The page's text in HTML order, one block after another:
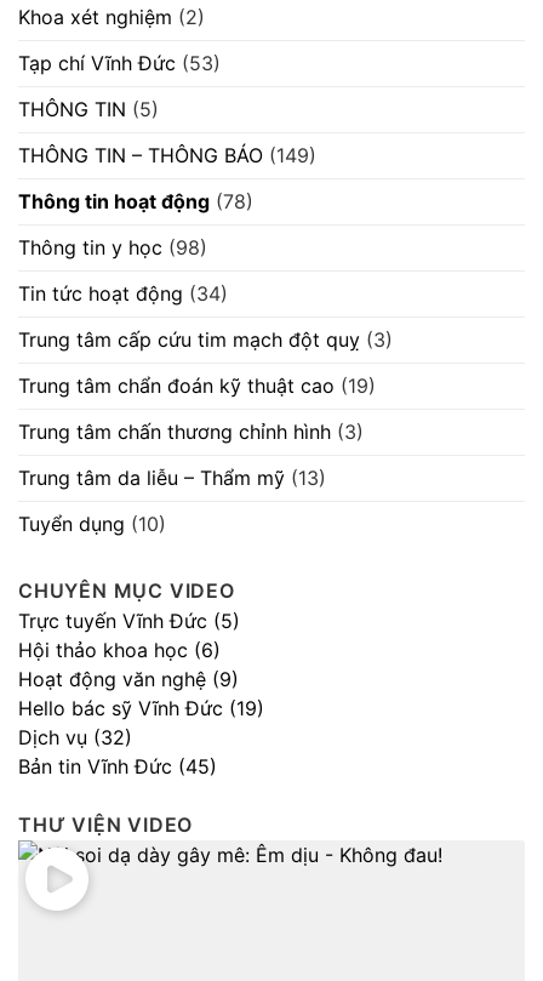
Khoa xét nghiệm (2)
Tạp chí Vĩnh Đức (53)
THÔNG TIN (5)
THÔNG TIN – THÔNG BÁO (149)
Thông tin hoạt động (78)
Thông tin y học (98)
Tin tức hoạt động (34)
Trung tâm cấp cứu tim mạch đột quỵ (3)
Trung tâm chẩn đoán kỹ thuật cao (19)
Trung tâm chấn thương chỉnh hình (3)
Trung tâm da liễu – Thẩm mỹ (13)
Tuyển dụng (10)
CHUYÊN MỤC VIDEO
Trực tuyến Vĩnh Đức (5)
Hội thảo khoa học (6)
Hoạt động văn nghệ (9)
Hello bác sỹ Vĩnh Đức (19)
Dịch vụ (32)
Bản tin Vĩnh Đức (45)
THƯ VIỆN VIDEO